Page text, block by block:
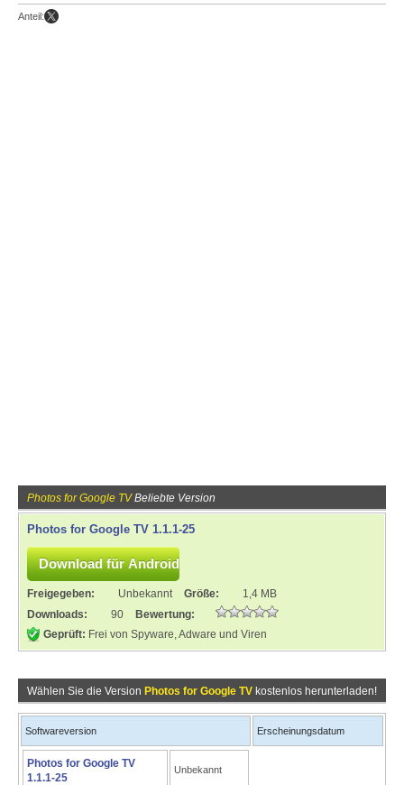
Anteil:
Photos for Google TVBeliebte Version
Photos for Google TV 1.1.1-25
Freigegeben: Unbekannt Größe:
1,4 MB
Downloads:
90
Bewertung:
Geprüft: Frei von Spyware, Adware und Viren
Wählen Sie die Version Photos for Google TV kostenlos herunterladen!
Softwareversion Erscheinungsdatum
Photos for Google TV
1.1.1-25
Unbekannt